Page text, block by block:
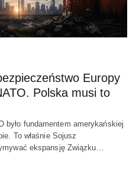
Europy
Polska musi to
było fundamentem amerykańskiej
To właśnie Sojusz
ekspansję Związku…